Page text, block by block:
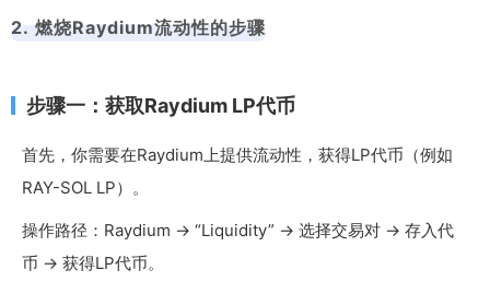
2. 燃烧Raydium流动性的步骤
步骤一：获取Raydium LP代币
首先，你需要在Raydium上提供流动性，获得LP代币（例如
RAY-SOL LP）。
操作路径：Raydium → “Liquidity” → 选择交易对 → 存入代
币 → 获得LP代币。